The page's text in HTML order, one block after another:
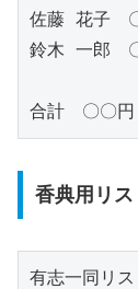
佐藤 花子　
鈴木 一郎　
香典用リス
有志一同リス